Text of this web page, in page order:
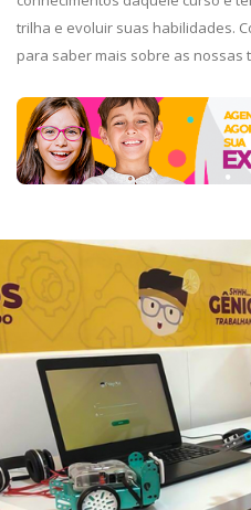
trilha e evoluir suas habilidades.
para saber mais sobre as nossas